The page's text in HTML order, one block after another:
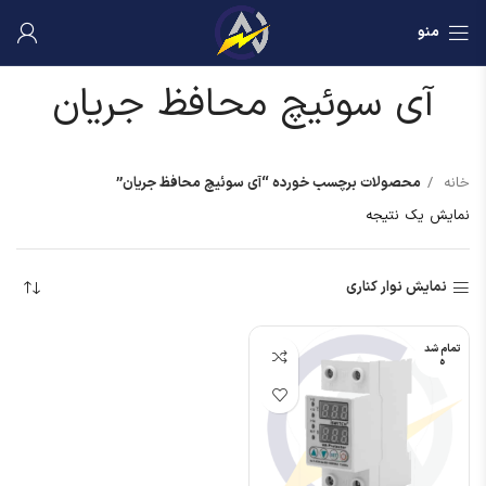
منو
آی سوئیچ محافظ جریان
خانه
محصولات برچسب خورده “آی سوئیچ محافظ جریان”
نمایش یک نتیجه
نمایش نوار کناری
تمام شد
ه